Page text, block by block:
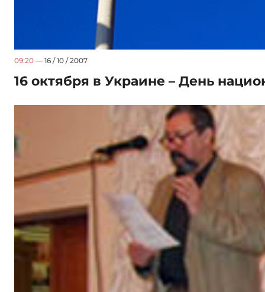
09:20 — 16 / 10 / 2007
16 октября в Украине – День